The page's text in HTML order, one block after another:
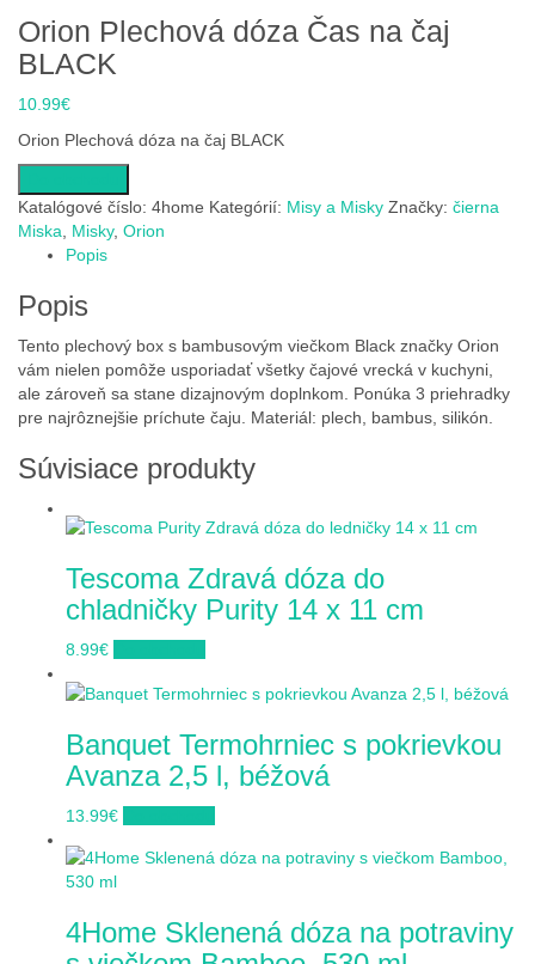
Orion Plechová dóza Čas na čaj
BLACK
10.99€
Orion Plechová dóza na čaj BLACK
Katalógové číslo: 4home Kategórií: Misy a Misky Značky: čierna
Miska
Misky, Orion
Popis
Popis
Tento plechový box s bambusovým viečkom Black značky Orion
vám nielen pomôže usporiadať všetky čajové vrecká v kuchyni,
ale zároveň sa stane dizajnovým doplnkom. Ponúka 3 priehradky
pre najrôznejšie príchute čaju. Materiál: plech, bambus, silikón.
Súvisiace produkty
Tescoma Zdravá dóza do
chladničky Purity 14 x 11 cm
8.99€
Banquet Termohrniec s pokrievkou
Avanza 2,5 l, béžová
13.99€
4Home Sklenená dóza na potraviny